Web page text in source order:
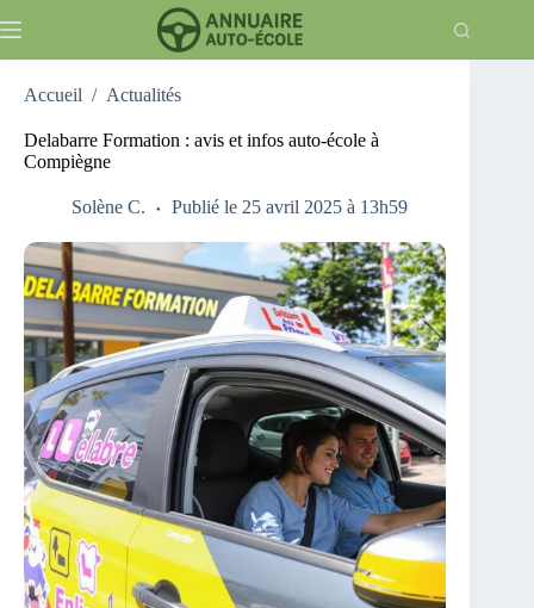
au
Accueil / Actualités
Delabarre Formation : avis et infos auto-école à
Compiègne
Solène C. Publié le 25 avril 2025 à 13h59